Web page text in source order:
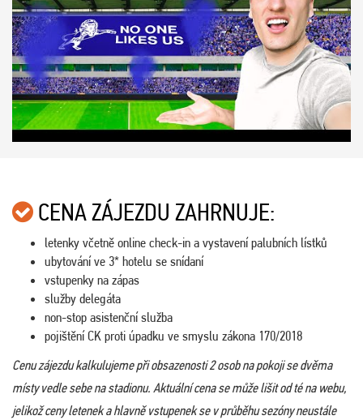
CENA ZÁJEZDU ZAHRNUJE:
letenky včetně online check-in a vystavení palubních lístků
ubytování ve 3* hotelu se snídaní
vstupenky na zápas
služby delegáta
non-stop asistenční služba
pojištění CK proti úpadku ve smyslu zákona 170/2018
Cenu zájezdu kalkulujeme při obsazenosti 2 osob na pokoji se dvěma
místy vedle sebe na stadionu. Aktuální cena se může lišit od té na webu,
jelikož ceny letenek a hlavně vstupenek se v průběhu sezóny neustále